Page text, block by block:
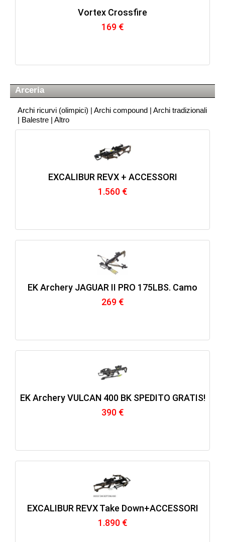
Vortex Crossfire
169 €
Arceria
Archi ricurvi (olimpici) | Archi compound | Archi tradizionali
| Balestre | Altro
EXCALIBUR REVX + ACCESSORI
1.560 €
EK Archery JAGUAR II PRO 175LBS. Camo
269 €
EK Archery VULCAN 400 BK SPEDITO GRATIS!
390 €
EXCALIBUR REVX Take Down+ACCESSORI
1.890 €